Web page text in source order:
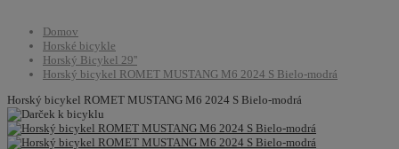
Domov
Horské bicykle
Horský Bicykel 29''
Horský bicykel ROMET MUSTANG M6 2024 S Bielo-modrá
Horský bicykel ROMET MUSTANG M6 2024 S Bielo-modrá